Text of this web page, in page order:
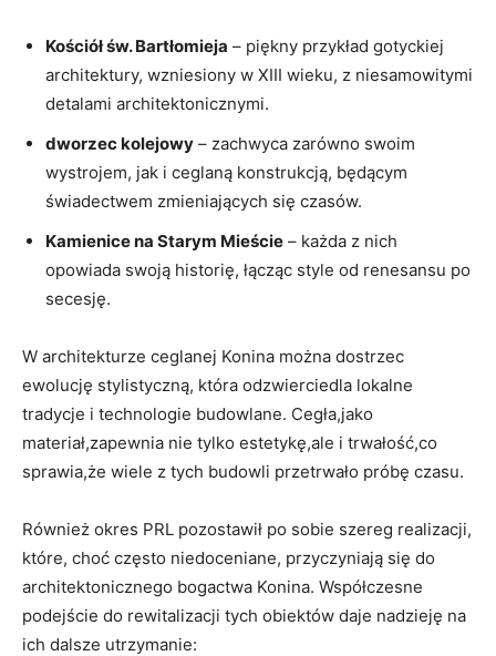
Kościół św. Bartłomieja – piękny przykład gotyckiej
architektury, wzniesiony w XIII wieku, z niesamowitymi
detalami architektonicznymi.
dworzec kolejowy – zachwyca zarówno swoim
wystrojem,‌ jak i ceglaną​ konstrukcją, będącym
świadectwem zmieniających się czasów.
Kamienice ⁢na Starym Mieście – każda z nich
opowiada‍ swoją historię,⁢ łącząc style od renesansu po
⁢secesję.
W architekturze ​ceglanej Konina można dostrzec
ewolucję stylistyczną, która odzwierciedla lokalne
tradycje i technologie budowlane. Cegła,jako
materiał,zapewnia nie tylko estetykę,ale i ‌trwałość,co
sprawia,że wiele z⁤ tych budowli przetrwało​ próbę czasu.
Również okres PRL pozostawił po sobie szereg realizacji,
które, choć często niedoceniane, przyczyniają się do
architektonicznego bogactwa Konina. Współczesne
podejście do rewitalizacji tych obiektów daje nadzieję na
ich dalsze utrzymanie: